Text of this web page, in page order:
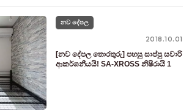
නව දේපල
2018.10.01
[නව දේපල තොරතුරු] පහසු සාප්පු සවාරි
ආකර්ශනීයයි! SA-XROSS නිෂිරායි 1